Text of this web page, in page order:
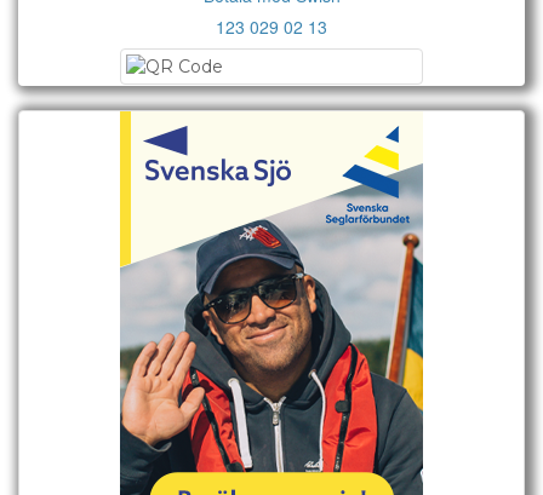
123 029 02 13